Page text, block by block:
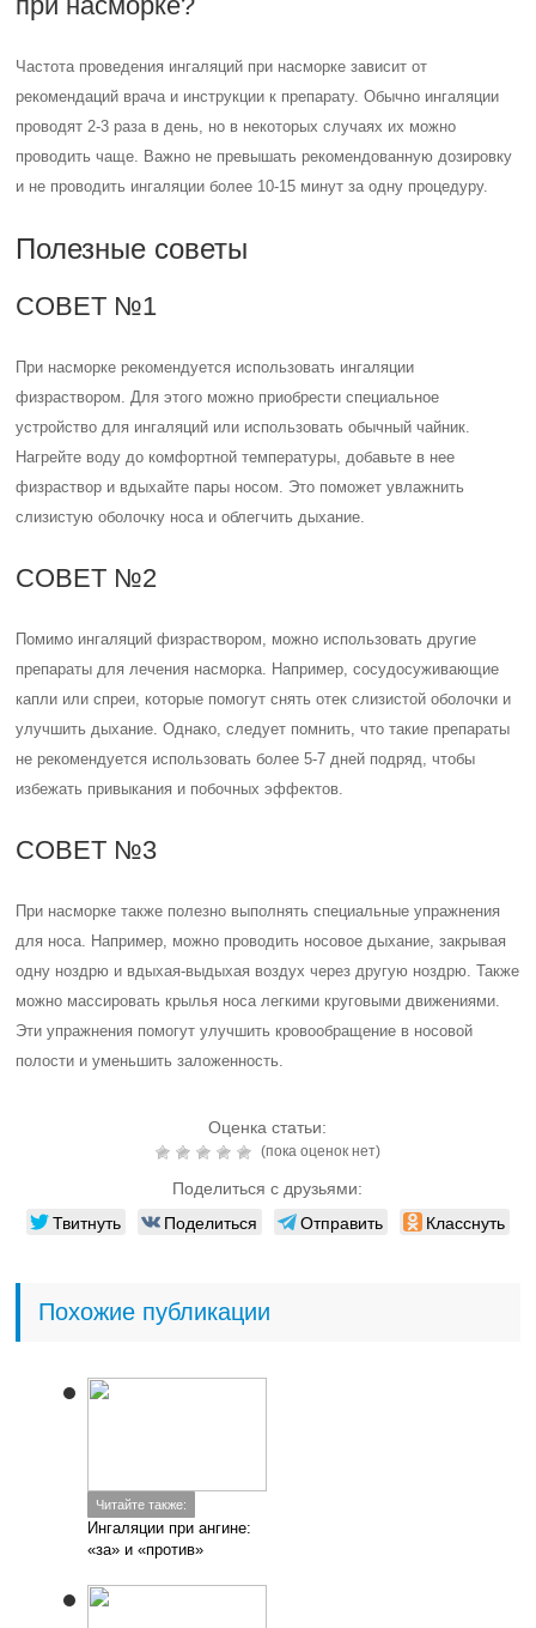
Частота проведения ингаляций при насморке зависит от
рекомендаций врача и инструкции к препарату. Обычно ингаляции
проводят 2-3 раза в день, но в некоторых случаях их можно
проводить чаще. Важно не превышать рекомендованную дозировку
и не проводить ингаляции более 10-15 минут за одну процедуру.
Полезные советы
СОВЕТ №1
При насморке рекомендуется использовать ингаляции
физраствором. Для этого можно приобрести специальное
устройство для ингаляций или использовать обычный чайник.
Нагрейте воду до комфортной температуры, добавьте в нее
физраствор и вдыхайте пары носом. Это поможет увлажнить
слизистую оболочку носа и облегчить дыхание.
СОВЕТ №2
Помимо ингаляций физраствором, можно использовать другие
препараты для лечения насморка. Например, сосудосуживающие
капли или спреи, которые помогут снять отек слизистой оболочки и
улучшить дыхание. Однако, следует помнить, что такие препараты
не рекомендуется использовать более 5-7 дней подряд, чтобы
избежать привыкания и побочных эффектов.
СОВЕТ №3
При насморке также полезно выполнять специальные упражнения
для носа. Например, можно проводить носовое дыхание, закрывая
одну ноздрю и вдыхая-выдыхая воздух через другую ноздрю. Также
можно массировать крылья носа легкими круговыми движениями.
Эти упражнения помогут улучшить кровообращение в носовой
полости и уменьшить заложенность.
Оценка статьи:
(пока оценок нет)
Поделиться с друзьями:
Твитнуть Поделиться Отправить Класснуть
Похожие публикации
Читайте также:
Ингаляции при ангине:
«за» и «против»